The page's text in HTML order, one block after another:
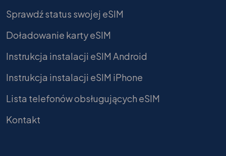
Sprawdź status swojej eSIM
Doładowanie karty eSIM
Instrukcja instalacji eSIM Android
Instrukcja instalacji eSIM iPhone
Lista telefonów obsługujących eSIM
Kontakt